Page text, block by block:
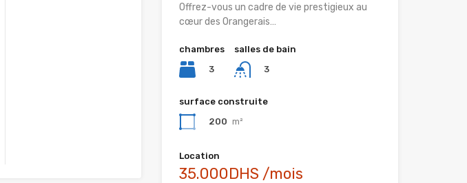
Offrez-vous un cadre de vie prestigieux au
cœur des Orangerais…
chambres
3
salles de bain
3
surface construite
200 m²
Location
35.000DHS /mois